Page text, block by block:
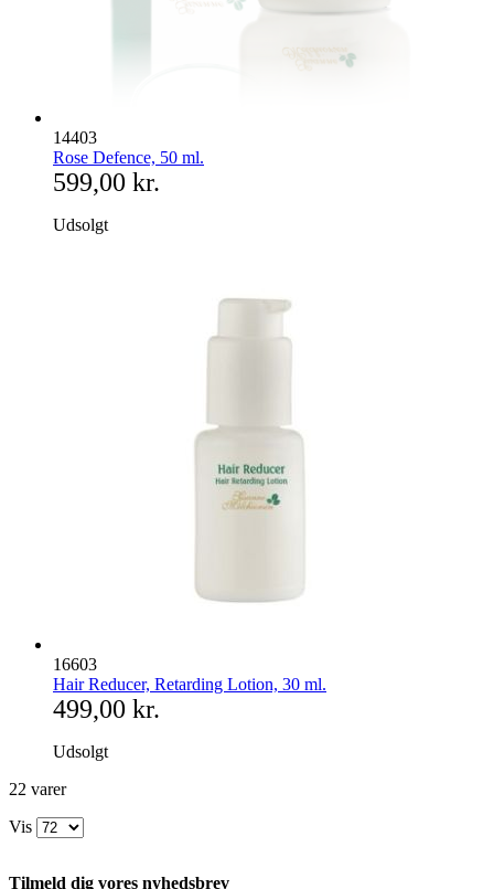
14403
Rose Defence, 50 ml.
599,00 kr.
Udsolgt
16603
Hair Reducer, Retarding Lotion, 30 ml.
499,00 kr.
Udsolgt
22 varer
Vis
Tilmeld dig vores nyhedsbrev